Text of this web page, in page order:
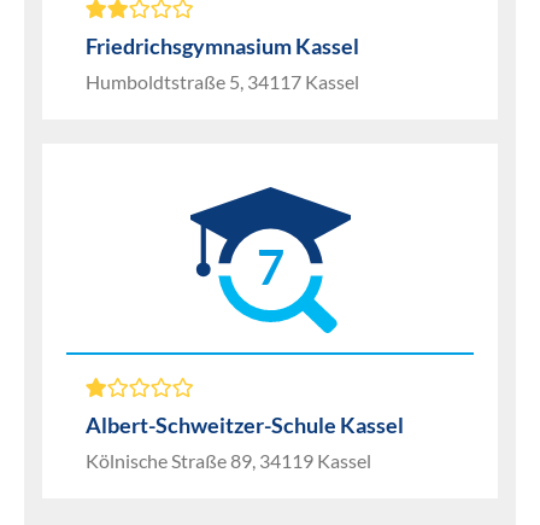
Friedrichsgymnasium Kassel
Humboldtstraße 5, 34117 Kassel
7
Albert-Schweitzer-Schule Kassel
Kölnische Straße 89, 34119 Kassel